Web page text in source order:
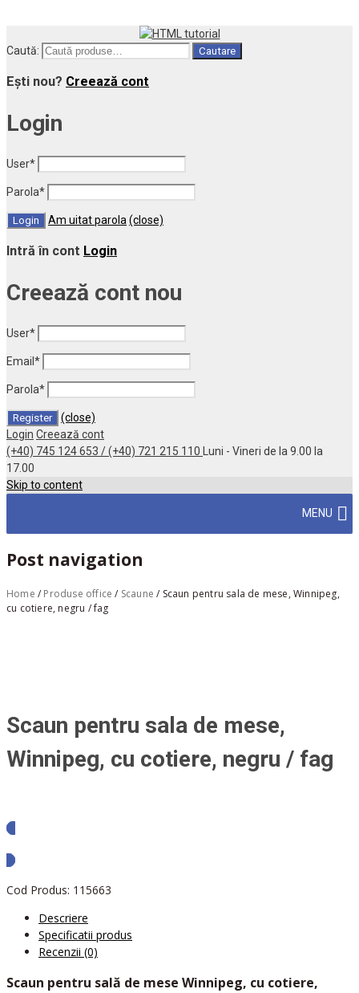
Caută: Cautare
Ești nou? Creează cont
Login
User*
Parola*
Am uitat parola (close)
Intră în cont Login
Creează cont nou
User*
Email *
Parola*
(close)
Login Creează cont
(+40) 745 124 653 / (+40) 721 215 110
Luni - Vineri de la 9.00 la
17.00
Skip to content
MENU
Post navigation
Home / Produse office / Scaune / Scaun pentru sala de mese, Winnipeg,
cu cotiere, negru / fag
Scaun pentru sala de mese,
Winnipeg, cu cotiere, negru / fag
Cod Produs: 115663
Descriere
Specificatii produs
Recenzii (0)
Scaun pentru sală de mese Winnipeg, cu cotiere,